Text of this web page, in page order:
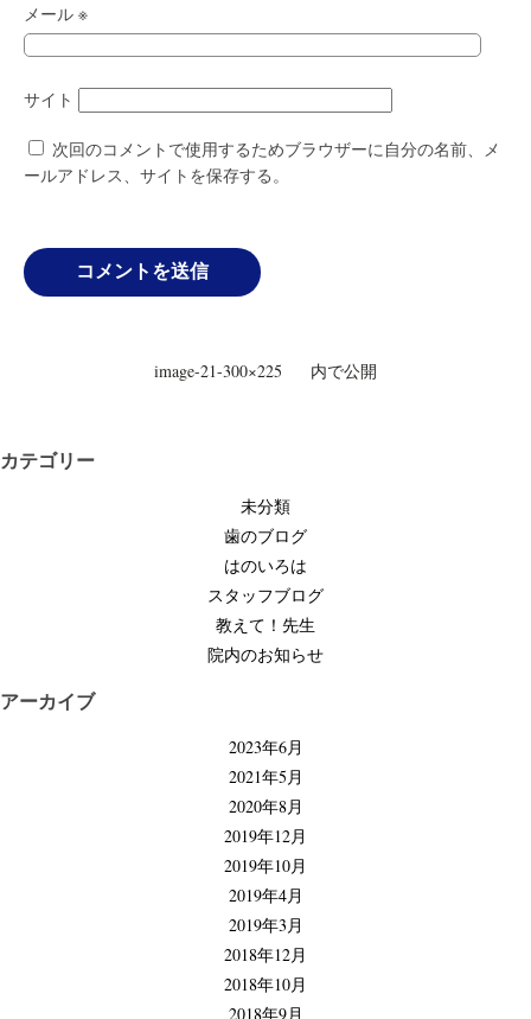
メール ※
サイト
次回のコメントで使用するためブラウザーに自分の名前、メ
ールアドレス、サイトを保存する。
ビ
image-21-300×225 内で公開
カテゴリー
未分類
歯のブログ
はのいろは
スタッフブログ
教えて！先生
院内のお知らせ
アーカイブ
2023年6月
2021年5月
2020年8月
2019年12月
2019年10月
2019年4月
2019年3月
2018年12月
2018年10月
2018年9月